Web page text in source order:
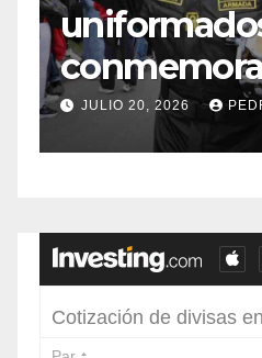
años de
JULIO 20, 2026